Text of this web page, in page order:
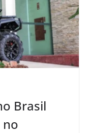
Brasil
no